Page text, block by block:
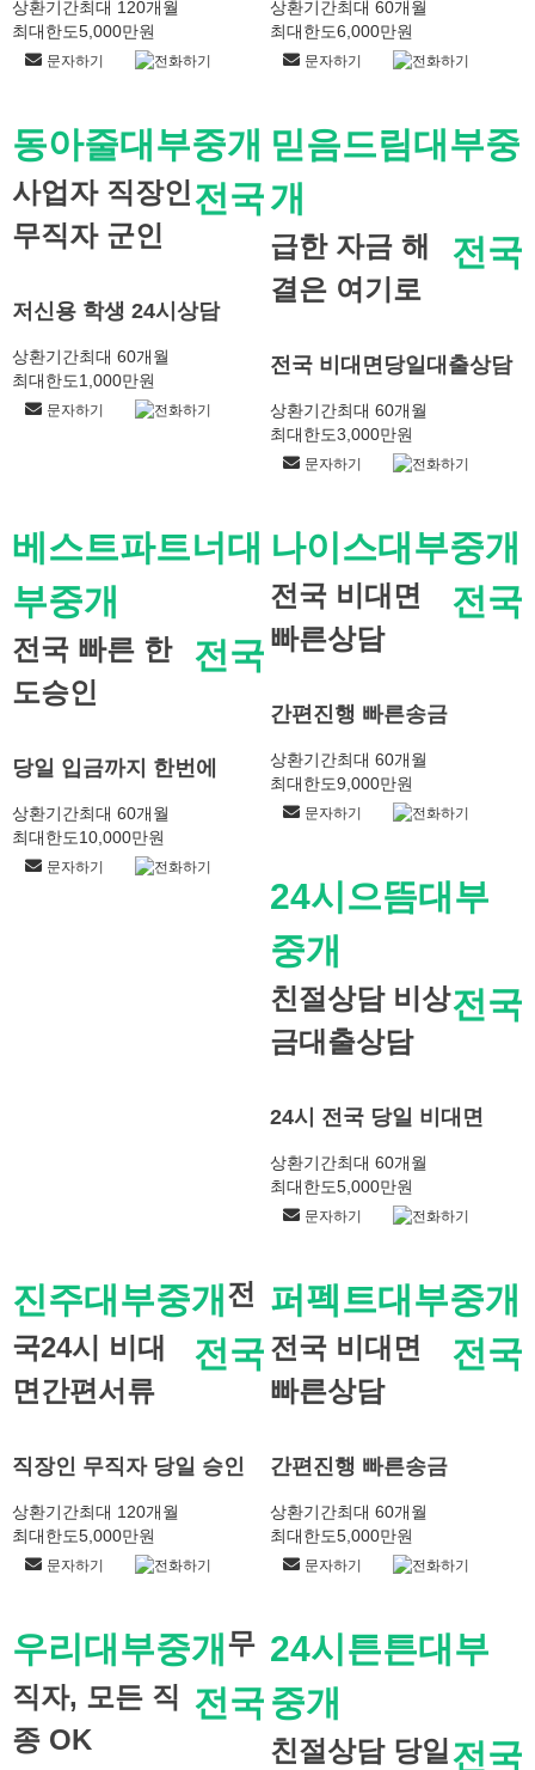
상환기간최대 120개월
최대한도5,000만원
문자하기 전화하기
상환기간최대 60개월
최대한도6,000만원
문자하기 전화하기
동아줄대부중개
전국
사업자 직장인
무직자 군인
저신용 학생 24시상담
상환기간최대 60개월
최대한도1,000만원
문자하기 전화하기
믿음드림대부중
개
전국
급한 자금 해
결은 여기로
전국 비대면당일대출상담
상환기간최대 60개월
최대한도3,000만원
문자하기 전화하기
베스트파트너대
부중개
전국
전국 빠른 한
도승인
당일 입금까지 한번에
상환기간최대 60개월
최대한도10,000만원
문자하기 전화하기
나이스대부중개
전국
전국 비대면
빠른상담
간편진행 빠른송금
상환기간최대 60개월
최대한도9,000만원
문자하기 전화하기
24시으뜸대부
중개
전국
친절상담 비상
금대출상담
24시 전국 당일 비대면
상환기간최대 60개월
최대한도5,000만원
문자하기 전화하기
진주대부중개
전국
전
국24시 비대
면간편서류
직장인 무직자 당일 승인
상환기간최대 120개월
최대한도5,000만원
문자하기 전화하기
퍼펙트대부중개
전국
전국 비대면
빠른상담
간편진행 빠른송금
상환기간최대 60개월
최대한도5,000만원
문자하기 전화하기
우리대부중개
전국
무
직자, 모든 직
종 OK
24시튼튼대부
중개
전국
친절상담 당일